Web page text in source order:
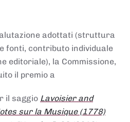
adottati (struttura
fonti, contributo individuale
editoriale), la Commissione,
il premio a
il saggio Lavoisier and
sur la Musique (1778)